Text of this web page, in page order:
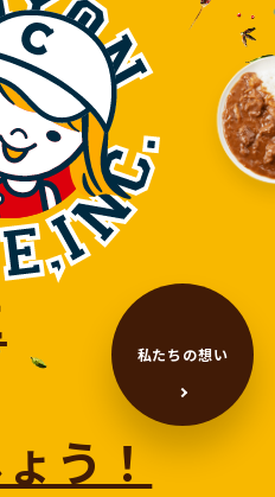
う！
私たちの想い